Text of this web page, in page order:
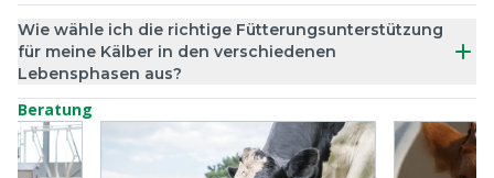
Wie wähle ich die richtige Fütterungsunterstützung
für meine Kälber in den verschiedenen
Lebensphasen aus?
Beratung